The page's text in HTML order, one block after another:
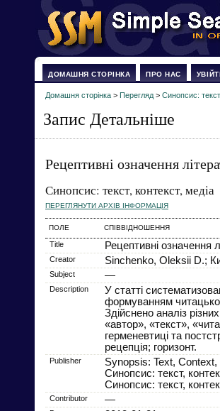
ДОМАШНЯ СТОРІНКА ПРО НАС
Домашня сторінка > Перегляд > Синопсис:
Запис Детальніше
Рецептивні означення
Синопсис: текст, контекст, медіа
ПЕРЕГЛЯНУТИ АРХІВ ІНФОРМАЦІЯ
ПОЛЕ СПІВВІДНОШЕННЯ
Title Рецептивні означення
Creator Sinchenko, Oleksii D.;
Subject —
Description
У статті
формуванням
Здійснено аналіз
«автор», «текст»,
герменевтиці та
рецепція; горизонт.
Publisher
Synopsis: Text, Context,
Синопсис: текст,
Синопсис: текст,
Contributor —